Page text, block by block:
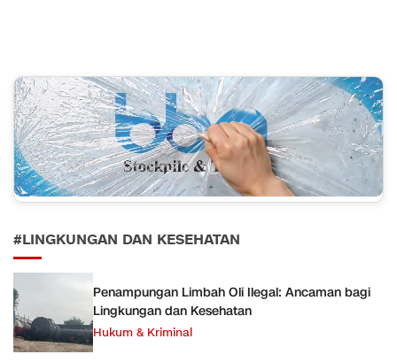
#LINGKUNGAN DAN KESEHATAN
Penampungan Limbah Oli Ilegal: Ancaman bagi
Lingkungan dan Kesehatan
Hukum & Kriminal